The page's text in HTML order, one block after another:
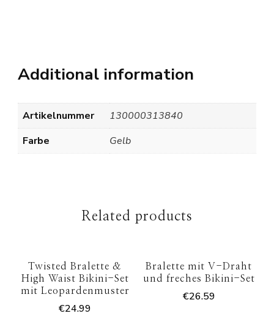
Additional information
Artikelnummer
130000313840
Farbe
Gelb
Related products
Twisted Bralette &
High Waist Bikini-Set
mit Leopardenmuster
€24.99
Bralette mit V-Draht
und freches Bikini-Set
€26.59